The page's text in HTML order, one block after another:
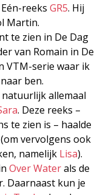
reeks GR5. Hij
Martin.
te zien in De Dag
van Romain in De
VTM-serie waar ik
ben.
allemaal
. Deze reeks –
te zien is – haalde
vervolgens ook
namelijk Lisa).
Over Waterals de
Daarnaast kun je